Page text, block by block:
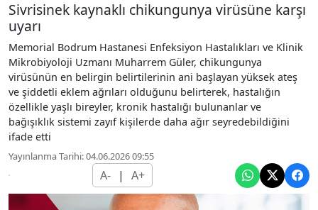
Sivrisinek kaynaklı chikungunya virüsüne karşı
uyarı
Memorial Bodrum Hastanesi Enfeksiyon Hastalıkları ve Klinik
Mikrobiyoloji Uzmanı Muharrem Güler, chikungunya
virüsünün en belirgin belirtilerinin ani başlayan yüksek ateş
ve şiddetli eklem ağrıları olduğunu belirterek, hastalığın
özellikle yaşlı bireyler, kronik hastalığı bulunanlar ve
bağışıklık sistemi zayıf kişilerde daha ağır seyredebildiğini
ifade etti
Yayınlanma Tarihi: 04.06.2026 09:55
A- | A+